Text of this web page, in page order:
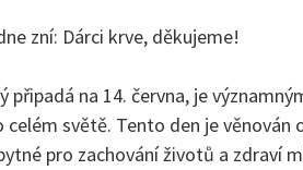
zní: Dárci krve, děkujeme!
připadá na 14. června, je
světě. Tento den je věnován
pro zachování životů a zdraví